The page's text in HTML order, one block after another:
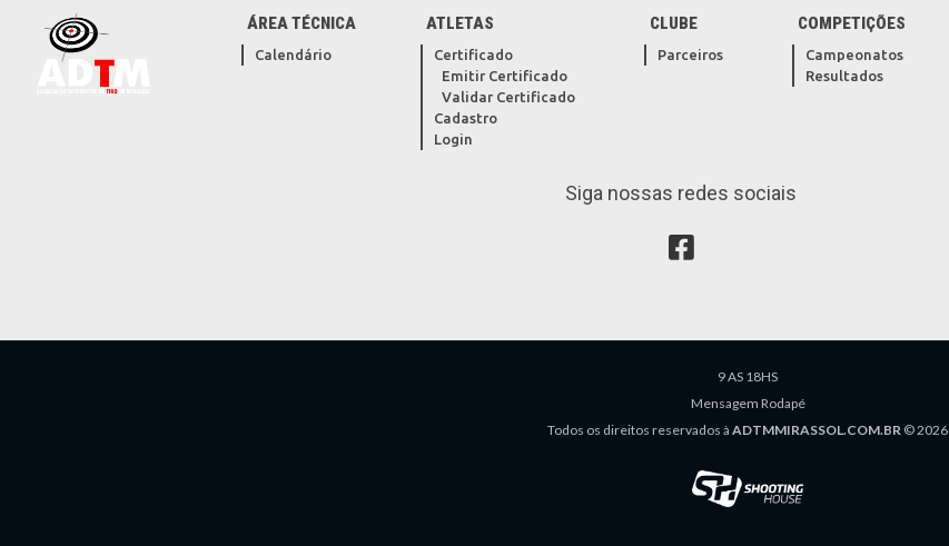
ÁREA TÉCNICA
Calendário
ATLETAS
Certificado
Emitir Certificado
Validar Certificado
Cadastro
Login
CLUBE
Parceiros
COMPETIÇÕES
Campeonatos
Resultados
Siga nossas redes sociais
9 AS 18HS
Mensagem Rodapé
Todos os direitos reservados à ADTMMIRASSOL.COM.BR © 2026